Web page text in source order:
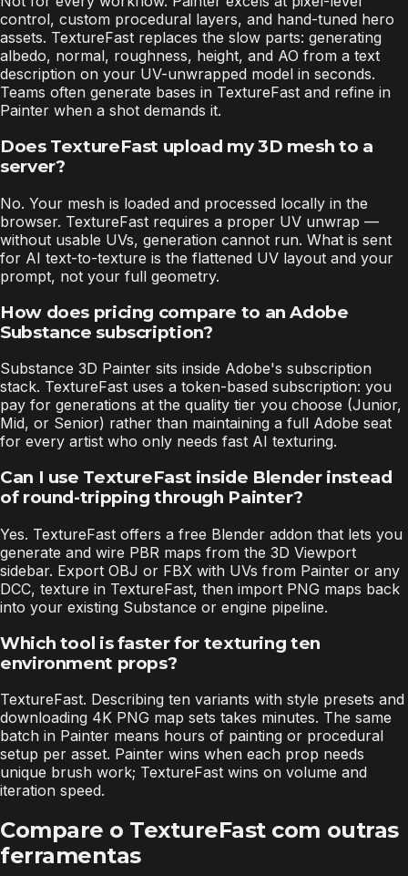
control, custom procedural layers, and hand-tuned hero
assets. TextureFast replaces the slow parts: generating
albedo, normal, roughness, height, and AO from a text
description on your UV-unwrapped model in seconds.
Teams often generate bases in TextureFast and refine in
Painter when a shot demands it.
Does TextureFast upload my 3D mesh to a
server?
No. Your mesh is loaded and processed locally in the
browser. TextureFast requires a proper UV unwrap —
without usable UVs, generation cannot run. What is sent
for AI text-to-texture is the flattened UV layout and your
prompt, not your full geometry.
How does pricing compare to an Adobe
Substance subscription?
Substance 3D Painter sits inside Adobe's subscription
stack. TextureFast uses a token-based subscription: you
pay for generations at the quality tier you choose (Junior,
Mid, or Senior) rather than maintaining a full Adobe seat
for every artist who only needs fast AI texturing.
Can I use TextureFast inside Blender instead
of round-tripping through Painter?
Yes. TextureFast offers a free Blender addon that lets you
generate and wire PBR maps from the 3D Viewport
sidebar. Export OBJ or FBX with UVs from Painter or any
DCC, texture in TextureFast, then import PNG maps back
into your existing Substance or engine pipeline.
Which tool is faster for texturing ten
environment props?
TextureFast. Describing ten variants with style presets and
downloading 4K PNG map sets takes minutes. The same
batch in Painter means hours of painting or procedural
setup per asset. Painter wins when each prop needs
unique brush work; TextureFast wins on volume and
iteration speed.
Compare o TextureFast com outras
ferramentas